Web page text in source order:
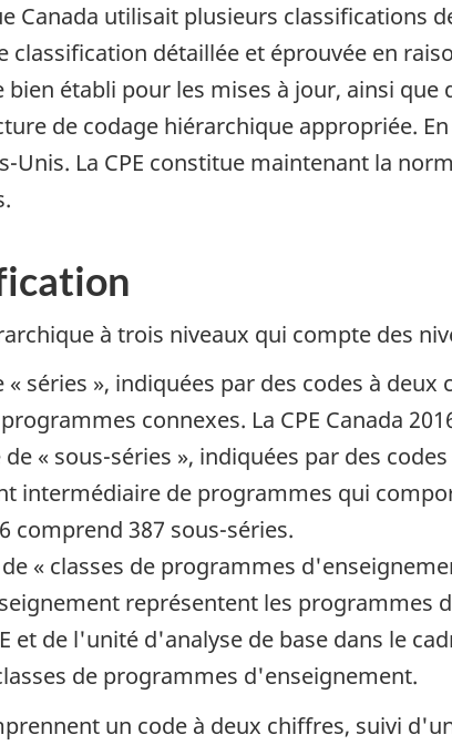
Canada utilisait plusieurs classifications
détaillée et éprouvée en
établi pour les mises à jour, ainsi
de codage hiérarchique appropriée.
Unis. La CPE constitue maintenant la
à trois niveaux qui compte des
séries », indiquées par des codes à
connexes. La CPE Canada
« sous-séries », indiquées par des
intermédiaire de programmes qui
comprend 387 sous-séries.
« classes de programmes
représentent les
et de l'unité d'analyse de base dans le
de programmes d'enseignement.
un code à deux chiffres, suivi